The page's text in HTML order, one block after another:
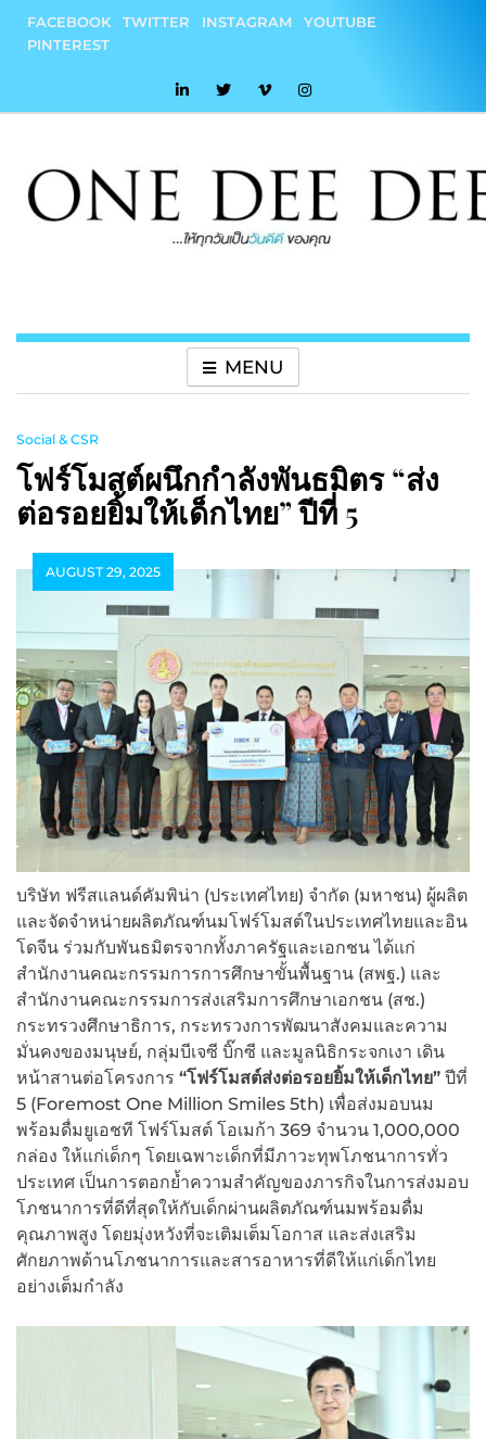
content
FACEBOOK TWITTER INSTAGRAM
YOUTUBE
PINTEREST
MENU
Social & CSR
โฟร์โมสต์ผนึกกำลังพันธมิตร “ส่ง
ต่อรอยยิ้มให้เด็กไทย” ปีที่ 5
AUGUST 29, 2025
บริษัท ฟรีสแลนด์คัมพิน่า (ประเทศไทย) จำกัด (มหาชน) ผู้ผลิต
และจัดจำหน่ายผลิตภัณฑ์นมโฟร์โมสต์ในประเทศไทยและอิน
โดจีน ร่วมกับพันธมิตรจากทั้งภาครัฐและเอกชน ได้แก่
สำนักงานคณะกรรมการการศึกษาขั้นพื้นฐาน (สพฐ.) และ
สำนักงานคณะกรรมการส่งเสริมการศึกษาเอกชน (สช.)
กระทรวงศึกษาธิการ, กระทรวงการพัฒนาสังคมและความ
มั่นคงของมนุษย์, กลุ่มบีเจซี บิ๊กซี และมูลนิธิกระจกเงา เดิน
หน้าสานต่อโครงการ “โฟร์โมสต์ส่งต่อรอยยิ้มให้เด็กไทย” ปีที่
5 (Foremost One Million Smiles 5th) เพื่อส่งมอบนม
พร้อมดื่มยูเอชที โฟร์โมสต์ โอเมก้า 369 จำนวน 1,000,000
กล่อง ให้แก่เด็กๆ โดยเฉพาะเด็กที่มีภาวะทุพโภชนาการทั่ว
ประเทศ เป็นการตอกย้ำความสำคัญของภารกิจในการส่งมอบ
โภชนาการที่ดีที่สุดให้กับเด็กผ่านผลิตภัณฑ์นมพร้อมดื่ม
คุณภาพสูง โดยมุ่งหวังที่จะเติมเต็มโอกาส และส่งเสริม
ศักยภาพด้านโภชนาการและสารอาหารที่ดีให้แก่เด็กไทย
อย่างเต็มกำลัง